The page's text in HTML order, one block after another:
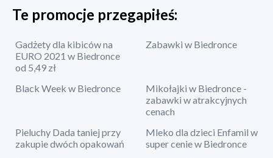
Te promocje przegapiłeś:
Gadżety dla kibiców na
EURO 2021 w Biedronce
od 5,49 zł
Zabawki w Biedronce
Black Week w Biedronce
Mikołajki w Biedronce -
zabawki w atrakcyjnych
cenach
Pieluchy Dada taniej przy
zakupie dwóch opakowań
Mleko dla dzieci Enfamil w
super cenie w Biedronce